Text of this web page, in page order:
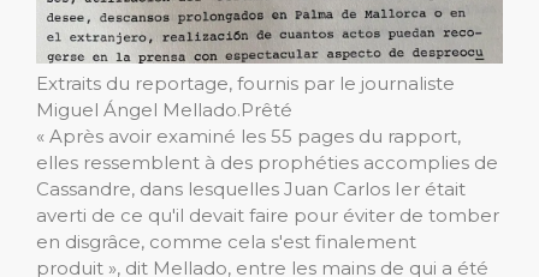
Extraits du reportage, fournis par le journaliste
Miguel Ángel Mellado.Prêté
« Après avoir examiné les 55 pages du rapport,
elles ressemblent à des prophéties accomplies de
Cassandre, dans lesquelles Juan Carlos Ier était
averti de ce qu'il devait faire pour éviter de tomber
en disgrâce, comme cela s'est finalement
produit », dit Mellado, entre les mains de qui a été